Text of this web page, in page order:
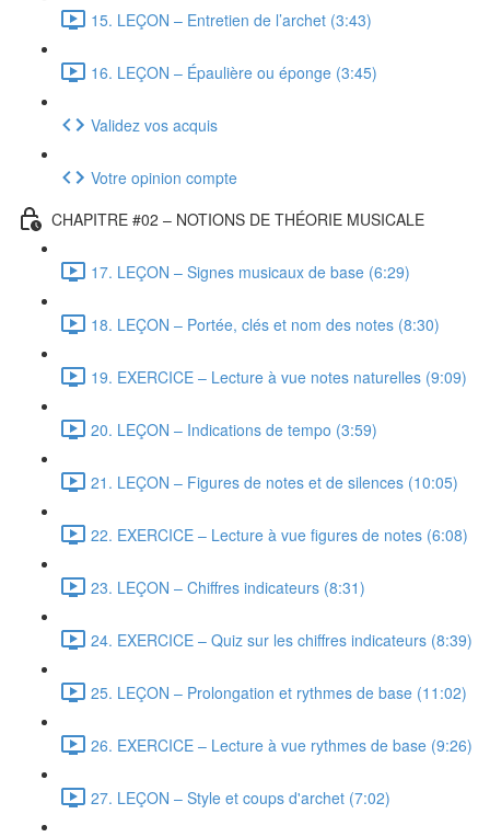
15. LEÇON – Entretien de l’archet (3:43)
16. LEÇON – Épaulière ou éponge (3:45)
Validez vos acquis
Votre opinion compte
CHAPITRE #02 – NOTIONS DE THÉORIE MUSICALE
17. LEÇON – Signes musicaux de base (6:29)
18. LEÇON – Portée, clés et nom des notes (8:30)
19. EXERCICE – Lecture à vue notes naturelles (9:09)
20. LEÇON – Indications de tempo (3:59)
21. LEÇON – Figures de notes et de silences (10:05)
22. EXERCICE – Lecture à vue figures de notes (6:08)
23. LEÇON – Chiffres indicateurs (8:31)
24. EXERCICE – Quiz sur les chiffres indicateurs (8:39)
25. LEÇON – Prolongation et rythmes de base (11:02)
26. EXERCICE – Lecture à vue rythmes de base (9:26)
27. LEÇON – Style et coups d'archet (7:02)